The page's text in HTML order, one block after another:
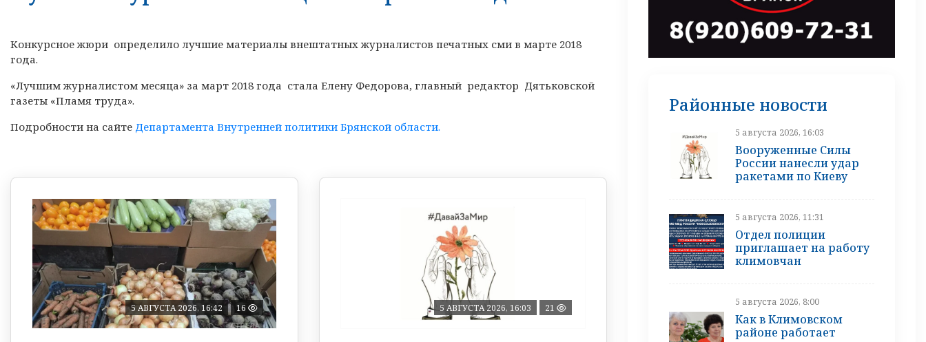
Конкурсное жюри определило лучшие материалы внештатных журналистов печатных сми в марте 2018
года.
«Лучшим журналистом месяца» за март 2018 года стала Елену Федорова, главный редактор Дятьковской
газеты «Пламя труда».
Подробности на сайте Департамента Внутренней политики Брянской области.
5 АВГУСТА 2026, 16:42 16 5 АВГУСТА 2026, 16:03 21
Районные новости
5 августа 2026, 16:03
Вооруженные Силы
России нанесли удар
ракетами по Киеву
5 августа 2026, 11:31
Отдел полиции
приглашает на работу
климовчан
5 августа 2026, 8:00
Как в Климовском
районе работает